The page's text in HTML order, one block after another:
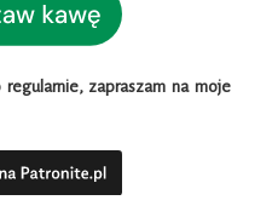
regularnie, zapraszam na moje